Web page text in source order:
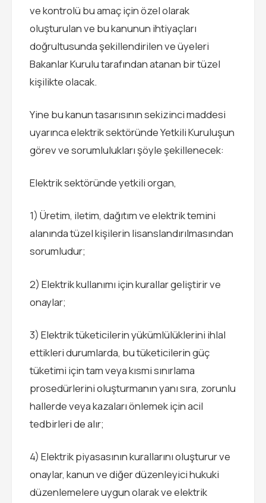
ve kontrolü bu amaç için özel olarak
oluşturulan ve bu kanunun ihtiyaçları
doğrultusunda şekillendirilen ve üyeleri
Bakanlar Kurulu tarafından atanan bir tüzel
kişilikte olacak.
Yine bu kanun tasarısının sekizinci maddesi
uyarınca elektrik sektöründe Yetkili Kuruluşun
görev ve sorumlulukları şöyle şekillenecek:
Elektrik sektöründe yetkili organ,
1) Üretim, iletim, dağıtım ve elektrik temini
alanında tüzel kişilerin lisanslandırılmasından
sorumludur;
2) Elektrik kullanımı için kurallar geliştirir ve
onaylar;
3) Elektrik tüketicilerin yükümlülüklerini ihlal
ettikleri durumlarda, bu tüketicilerin güç
tüketimi için tam veya kısmi sınırlama
prosedürlerini oluşturmanın yanı sıra, zorunlu
hallerde veya kazaları önlemek için acil
tedbirleri de alır;
4) Elektrik piyasasının kurallarını oluşturur ve
onaylar, kanun ve diğer düzenleyici hukuki
düzenlemelere uygun olarak ve elektrik